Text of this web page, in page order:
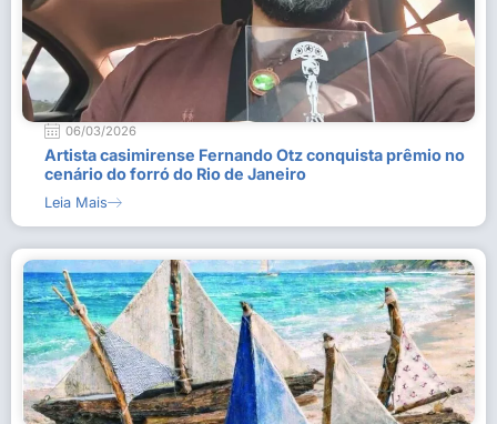
06/03/2026
Artista casimirense Fernando Otz conquista prêmio no
cenário do forró do Rio de Janeiro
Leia Mais